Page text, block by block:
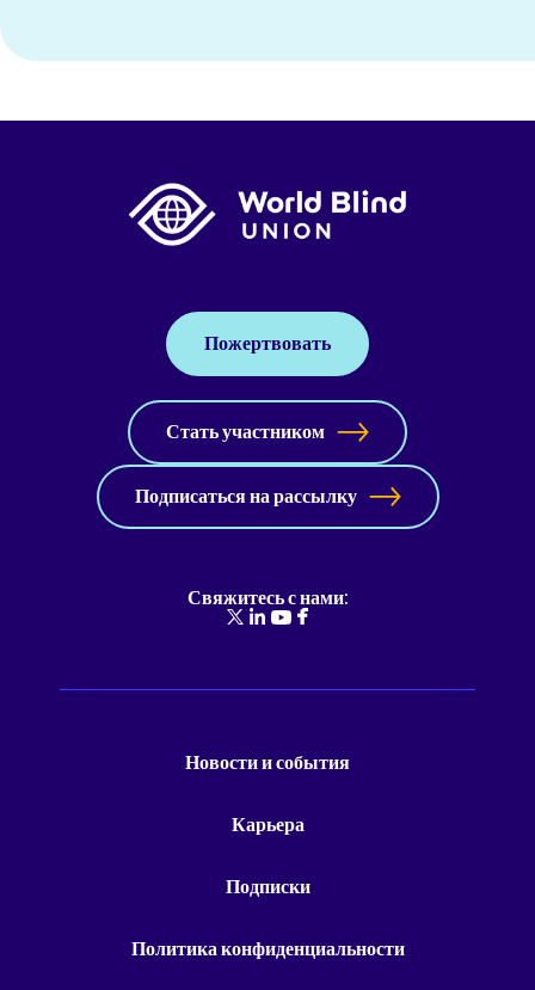
Пожертвовать
Стать участником
Подписаться на рассылку
Свяжитесь с нами:
Новости и события
Карьера
Подписки
Политика конфиденциальности